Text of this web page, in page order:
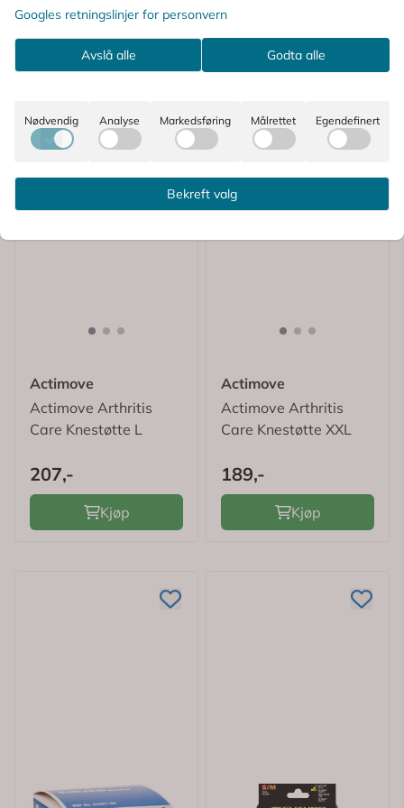
Actimove
Actimove Arthritis
Care Knestøtte L
207,-
Kjøp
Actimove
Actimove Arthritis
Care Knestøtte XXL
189,-
Kjøp
Googles retningslinjer for personvern
Avslå alle Godta alle
Nødvendig Analyse Markedsføring Målrettet Egendefinert
Bekreft valg